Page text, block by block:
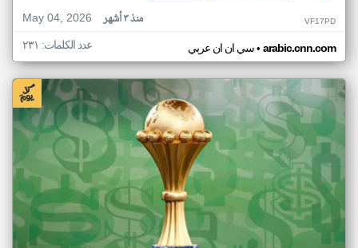
May 04, 2026
منذ ٣ أشهر VF17PD
سي ان ان عربي• arabic.cnn.com عدد الكلمات: ٢٣١